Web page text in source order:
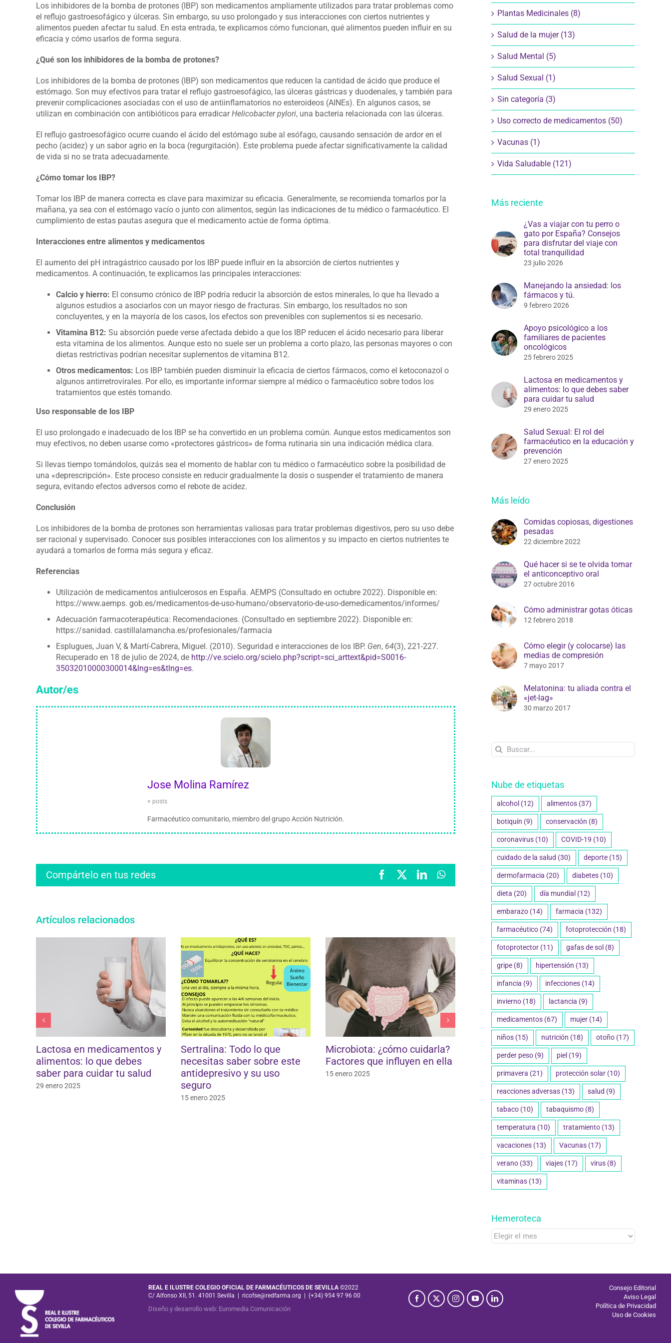
Los inhibidores de la bomba de protones (IBP) son medicamentos ampliamente utilizados para tratar problemas como
el reflujo gastroesofágico y úlceras. Sin embargo, su uso prolongado y sus interacciones con ciertos nutrientes y
alimentos pueden afectar tu salud. En esta entrada, te explicamos cómo funcionan, qué alimentos pueden influir en su
eficacia y cómo usarlos de forma segura.
¿Qué son los inhibidores de la bomba de protones?
Los inhibidores de la bomba de protones (IBP) son medicamentos que reducen la cantidad de ácido que produce el
estómago. Son muy efectivos para tratar el reflujo gastroesofágico, las úlceras gástricas y duodenales, y también para
prevenir complicaciones asociadas con el uso de antiinflamatorios no esteroideos (AINEs). En algunos casos, se
utilizan en combinación con antibióticos para erradicarHelicobacter pylori, una bacteria relacionada con las úlceras.
El reflujo gastroesofágico ocurre cuando el ácido del estómago sube al esófago, causando sensación de ardor en el
pecho (acidez) y un sabor agrio en la boca (regurgitación). Este problema puede afectar significativamente la calidad
de vida si no se trata adecuadamente.
¿Cómo tomar los IBP?
Tomar los IBP de manera correcta es clave para maximizar su eficacia. Generalmente, se recomienda tomarlos por la
mañana, ya sea con el estómago vacío o junto con alimentos, según las indicaciones de tu médico o farmacéutico. El
cumplimiento de estas pautas asegura que el medicamento actúe de forma óptima.
Interacciones entre alimentos y medicamentos
El aumento del pH intragástrico causado por los IBP puede influir en la absorción de ciertos nutrientes y
medicamentos. A continuación, te explicamos las principales interacciones:
Calcio y hierro: El consumo crónico de IBP podría reducir la absorción de estos minerales, lo que ha llevado a
algunos estudios a asociarlos con un mayor riesgo de fracturas. Sin embargo, los resultados no son
concluyentes, y en la mayoría de los casos, los efectos son prevenibles con suplementos si es necesario.
Vitamina B12: Su absorción puede verse afectada debido a que los IBP reducen el ácido necesario para liberar
esta vitamina de los alimentos. Aunque esto no suele ser un problema a corto plazo, las personas mayores o con
dietas restrictivas podrían necesitar suplementos de vitamina B12.
Otros medicamentos: Los IBP también pueden disminuir la eficacia de ciertos fármacos, como el ketoconazol o
algunos antirretrovirales. Por ello, es importante informar siempre al médico o farmacéutico sobre todos los
tratamientos que estés tomando.
Uso responsable de los IBP
El uso prolongado e inadecuado de los IBP se ha convertido en un problema común. Aunque estos medicamentos son
muy efectivos, no deben usarse como «protectores gástricos» de forma rutinaria sin una indicación médica clara.
Si llevas tiempo tomándolos, quizás sea el momento de hablar con tu médico o farmacéutico sobre la posibilidad de
una «deprescripción». Este proceso consiste en reducir gradualmente la dosis o suspender el tratamiento de manera
segura, evitando efectos adversos como el rebote de acidez.
Conclusión
Los inhibidores de la bomba de protones son herramientas valiosas para tratar problemas digestivos, pero su uso debe
ser racional y supervisado. Conocer sus posibles interacciones con los alimentos y su impacto en ciertos nutrientes te
ayudará a tomarlos de forma más segura y eficaz.
Referencias
Utilización de medicamentos antiulcerosos en España. AEMPS (Consultado en octubre 2022). Disponible en:
https://www.aemps. gob.es/medicamentos-de-uso-humano/observatorio-de-uso-demedicamentos/informes/
Adecuación farmacoterapéutica: Recomendaciones. (Consultado en septiembre 2022). Disponible en:
https://sanidad. castillalamancha.es/profesionales/farmacia
Esplugues, Juan V, & Martí-Cabrera, Miguel. (2010). Seguridad e interacciones de los IBP. Gen, 64(3), 221-227.
Recuperado en 18 de julio de 2024, de http://ve.scielo.org/scielo.php?script=sci_arttext&pid=S0016-
35032010000300014&lng=es&tlng=es.
Autor/es
Jose Molina Ramírez
+ posts
Farmacéutico comunitario, miembro del grupo Acción Nutrición.
Compártelo en tus redes FacebookLinkedInWhatsApp
Artículos relacionados
Lactosa en medicamentos y
alimentos: lo que debes
saber para cuidar tu salud
29 enero 2025
Sertralina: Todo lo que
necesitas saber sobre este
antidepresivo y su uso
seguro
15 enero 2025
Microbiota: ¿cómo cuidarla?
Factores que influyen en ella
15 enero 2025
Plantas Medicinales (8)
Salud de la mujer (13)
Salud Mental (5)
Salud Sexual (1)
Sin categoría (3)
Uso correcto de medicamentos (50)
Vacunas (1)
Vida Saludable (121)
Más reciente
¿Vas a viajar con tu perro o
gato por España? Consejos
para disfrutar del viaje con
total tranquilidad
23 julio 2026
Manejando la ansiedad: los
fármacos y tú.
9 febrero 2026
Apoyo psicológico a los
familiares de pacientes
oncológicos
25 febrero 2025
Lactosa en medicamentos y
alimentos: lo que debes saber
para cuidar tu salud
29 enero 2025
Salud Sexual: El rol del
farmacéutico en la educación y
prevención
27 enero 2025
Más leído
Comidas copiosas, digestiones
pesadas
22 diciembre 2022
Qué hacer si se te olvida tomar
el anticonceptivo oral
27 octubre 2016
Cómo administrar gotas óticas
12 febrero 2018
Cómo elegir (y colocarse) las
medias de compresión
7 mayo 2017
Melatonina: tu aliada contra el
«jet-lag»
30 marzo 2017
Buscar:
Nube de etiquetas
alcohol (12) alimentos (37)
botiquín (9) conservación (8)
coronavirus (10) COVID-19 (10)
cuidado de la salud (30) deporte (15)
dermofarmacia (20) diabetes (10)
dieta (20) día mundial (12)
embarazo (14) farmacia (132)
farmacéutico (74) fotoprotección (18)
fotoprotector (11) gafas de sol (8)
gripe (8) hipertensión (13)
infancia (9) infecciones (14)
invierno (18) lactancia (9)
medicamentos (67) mujer (14)
niños (15) nutrición (18) otoño (17)
perder peso (9) piel (19)
primavera (21) protección solar (10)
reacciones adversas (13) salud (9)
tabaco (10) tabaquismo (8)
temperatura (10) tratamiento (13)
vacaciones (13) Vacunas (17)
verano (33) viajes (17) virus (8)
vitaminas (13)
Hemeroteca
Hemeroteca
REAL E ILUSTRE COLEGIO OFICIAL DE FARMACÉUTICOS DE SEVILLA ©2022
C/ Alfonso XII, 51. 41001 Sevilla |ricofse@redfarma.org |(+34) 954 97 96 00
Diseño y desarrollo web: Euromedia Comunicación
Consejo Editorial
Aviso Legal
Política de Privacidad
Uso de Cookies